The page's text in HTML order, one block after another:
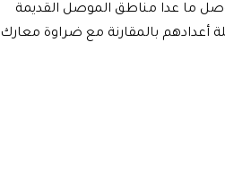
ما عدا مناطق الموصل القديمة
أعدادهم بالمقارنة مع ضراوة معارك